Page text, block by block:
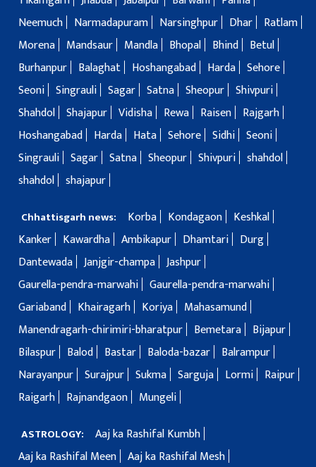
Neemuch
Narmadapuram Narsinghpur Dhar
Ratlam
Morena
Mandsaur Mandla Bhopal Bhind
Betul
Burhanpur
Balaghat Hoshangabad Harda Sehore
Seoni Singrauli Sagar Satna Sheopur Shivpuri
Shahdol Shajapur Vidisha Rewa Raisen
Rajgarh
Hoshangabad
Harda Hata Sehore Sidhi Seoni
Singrauli Sagar Satna Sheopur Shivpuri shahdol
shahdol shajapur
Chhattisgarh news: Korba Kondagaon
Keshkal
Kanker
Kawardha Ambikapur Dhamtari
Durg
Dantewada Janjgir-champa Jashpur
Gaurella-pendra-marwahi Gaurella-pendra-marwahi
Gariaband
Khairagarh Koriya
Mahasamund
Manendragarh-chirimiri-bharatpur
Bemetara
Bijapur
Bilaspur
Balod Bastar Baloda-bazar
Balrampur
Narayanpur Surajpur Sukma Sarguja Lormi
Raipur
Raigarh
Rajnandgaon Mungeli
ASTROLOGY:
Aaj ka Rashifal Kumbh
Aaj ka Rashifal Meen Aaj ka Rashifal Mesh